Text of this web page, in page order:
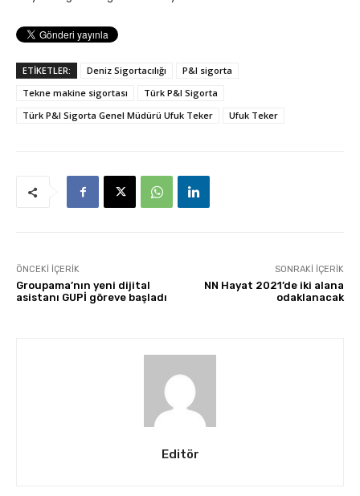
ETİKETLER: Deniz Sigortacılığı
P&I sigorta
Tekne makine sigortası
Türk P&I Sigorta
Türk P&I Sigorta Genel Müdürü Ufuk Teker
Ufuk Teker
ÖNCEKI İÇERIK
Groupama’nın yeni dijital
asistanı GUPİ göreve başladı
SONRAKI İÇERIK
NN Hayat 2021’de iki alana
odaklanacak
Editör